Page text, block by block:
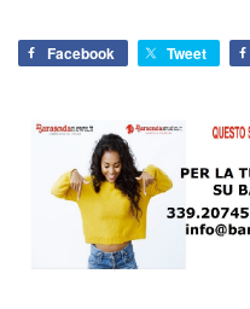
Facebook Tweet